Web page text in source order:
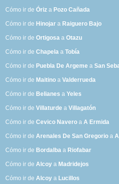
Cómo ir deÓriz a Pozo Cañada
Cómo ir de Hinojar a Raiguero Bajo
Cómo ir deOrtigosa aOtazu
Cómo ir deChapela aTobía
Cómo ir de Puebla De Argeme aSan
Cómo ir de Maitino aValderrueda
Cómo ir de Belianes aYeles
Cómo ir deVillaturde aVillagatón
Cómo ir deCevico Navero aA Ermida
Cómo ir deArenales De San Gregorio a
Cómo ir de Bordalba a Riofabar
Cómo ir deAlcoy a Madridejos
Cómo ir deAlcoy a Lucillos